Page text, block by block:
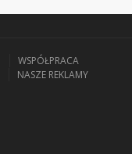
WSPÓŁPRACA
NASZE REKLAMY